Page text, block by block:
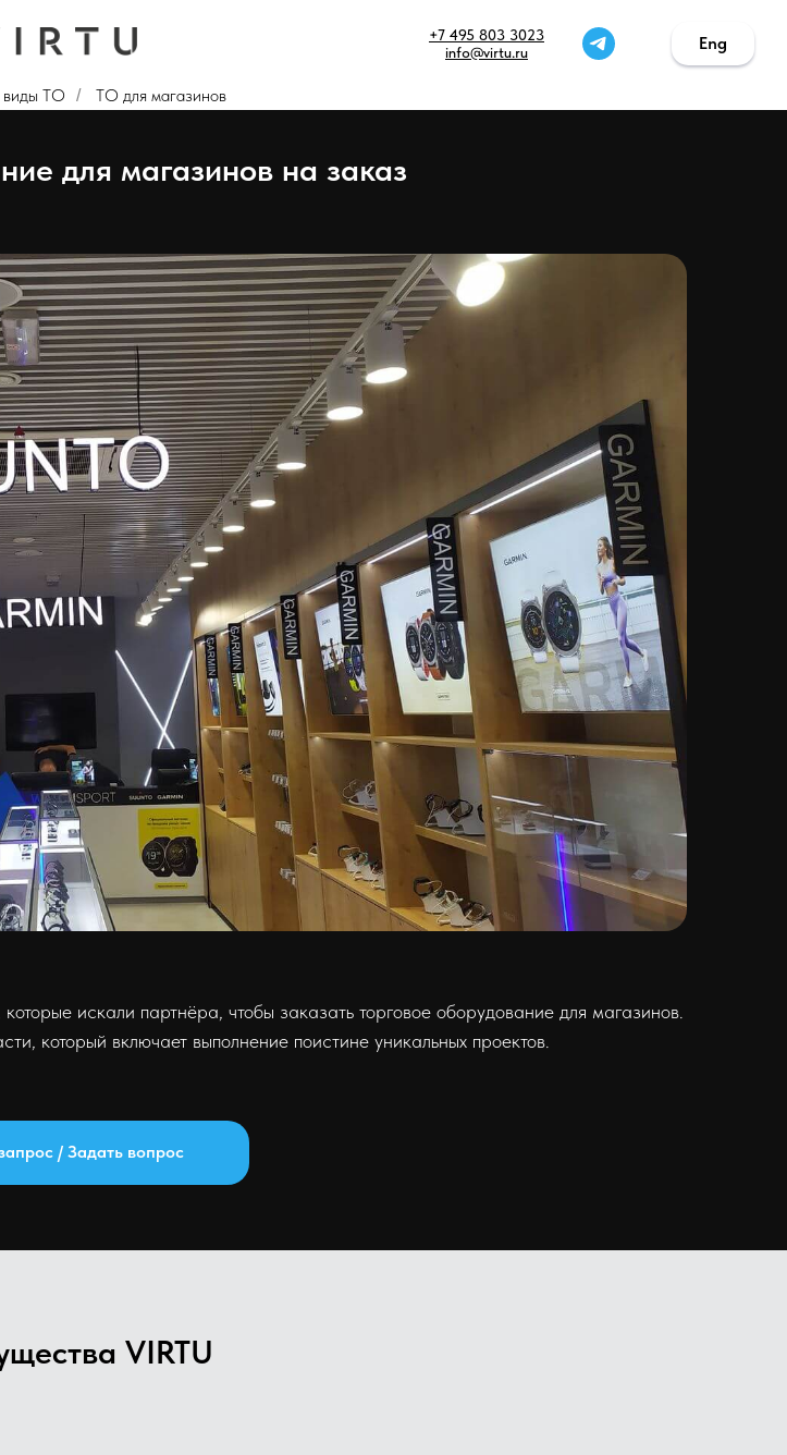
+7 495 803 3023
info@virtu.ru
Eng
Eng
виды ТО / ТО для магазинов
для магазинов на заказ
искали партнёра, чтобы заказать торговое оборудование для магазинов.
который включает выполнение поистине уникальных проектов.
/ Задать вопрос
VIRTU